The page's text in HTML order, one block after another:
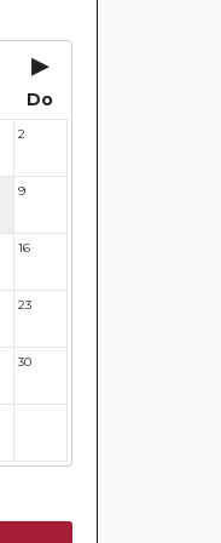
▸
Do
2
9
16
23
30